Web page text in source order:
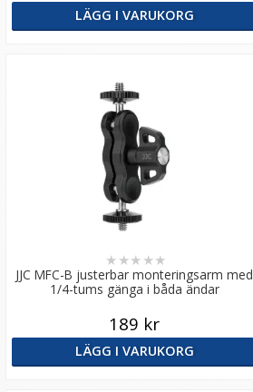
LÄGG I VARUKORG
JJC MFC-B justerbar monteringsarm med
1/4-tums gänga i båda ändar
★ ★★ ★★
189 kr
LÄGG I VARUKORG